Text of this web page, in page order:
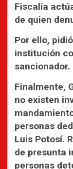
Fiscalía
de quien
Por ello,
institución
sancionador.
Finalmente,
no existen
personas
Luis Potosí.
de presunta
personas